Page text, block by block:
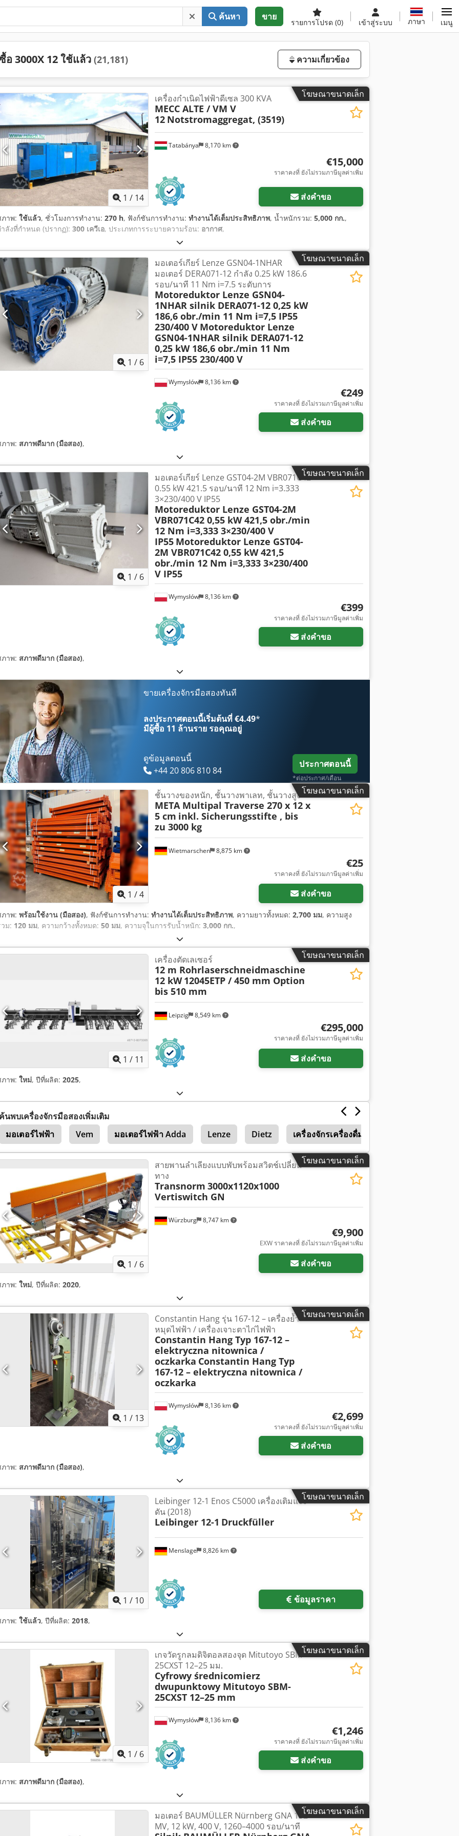
ค้นหา ขาย
รายการโปรด (0) เข้าสู่ระบบ ภาษา เมนู
อ 3000X 12 ใช้แล้ว (21,181) ความเกี่ยวข้อง
โฆษณาขนาดเล็ก
1 / 14
Tatabánya 8,170 km
เครื่องกำเนิดไฟฟ้าดีเซล 300 KVA
MECC ALTE / VM V
12 Notstromaggregat, (3519)
€15,000
ราคาคงที่ ยังไม่รวมภาษีมูลค่าเพิ่ม
ส่งคำขอ
าพ: ใช้แล้ว, ชั่วโมงการทำงาน: 270 h, ฟังก์ชันการทำงาน: ทำงานได้เต็มประสิทธิภาพ, น้ำหนักรวม: 5,000 กก.,
ลังที่กำหนด (ปรากฏ): 300 เควีเอ, ประเภทการระบายความร้อน: อากาศ,
โฆษณาขนาดเล็ก
1 / 6
Wymysłów 8,136 km
มอเตอร์เกียร์ Lenze GSN04-1NHAR
มอเตอร์ DERA071-12 กำลัง 0.25 kW 186.6
รอบ/นาที 11 Nm i=7.5 ระดับการ
Motoreduktor Lenze GSN04-
1NHAR silnik DERA071-12 0,25 kW
186,6 obr./min 11 Nm i=7,5 IP55
230/400 V Motoreduktor Lenze
GSN04-1NHAR silnik DERA071-12
0,25 kW 186,6 obr./min 11 Nm
i=7,5 IP55 230/400 V
€249
ราคาคงที่ ยังไม่รวมภาษีมูลค่าเพิ่ม
ส่งคำขอ
าพ: สภาพดีมาก (มือสอง),
โฆษณาขนาดเล็ก
1 / 6
Wymysłów 8,136 km
มอเตอร์เกียร์ Lenze GST04-2M VBR071C42
0.55 kW 421.5 รอบ/นาที 12 Nm i=3.333
3×230/400 V IP55
Motoreduktor Lenze GST04-2M
VBR071C42 0,55 kW 421,5 obr./min
12 Nm i=3,333 3×230/400 V
IP55 Motoreduktor Lenze GST04-
2M VBR071C42 0,55 kW 421,5
obr./min 12 Nm i=3,333 3×230/400
V IP55
€399
ราคาคงที่ ยังไม่รวมภาษีมูลค่าเพิ่ม
ส่งคำขอ
าพ: สภาพดีมาก (มือสอง),
ขายเครื่องจักรมือสองทันที
ลงประกาศตอนนี้เริ่มต้นที่ €4.49*
มีผู้ซื้อ 11 ล้านราย รอคุณอยู่
ดูข้อมูลตอนนี้
+44 20 806 810 84
ประกาศตอนนี้
*ต่อประกาศ/เดือน
โฆษณาขนาดเล็ก
1 /4
Wietmarschen 8,875 km
ชั้นวางของหนัก, ชั้นวางพาเลท, ชั้นวางสูง
META Multipal Traverse 270 x 12 x
5 cm inkl. Sicherungsstifte , bis
zu 3000 kg
€25
ราคาคงที่ ยังไม่รวมภาษีมูลค่าเพิ่ม
ส่งคำขอ
าพ: พร้อมใช้งาน (มือสอง), ฟังก์ชันการทำงาน: ทำงานได้เต็มประสิทธิภาพ, ความยาวทั้งหมด: 2,700 มม, ความสูง
ม: 120 มม, ความกว้างทั้งหมด: 50 มม, ความจุในการรับน้ำหนัก: 3,000 กก.,
โฆษณาขนาดเล็ก
1 / 11
Leipzig 8,549 km
เครื่องตัดเลเซอร์
12 m Rohrlaserschneidmaschine
12 kW 12045ETP / 450 mm Option
bis 510 mm
€295,000
ราคาคงที่ ยังไม่รวมภาษีมูลค่าเพิ่ม
ส่งคำขอ
าพ: ใหม่, ปีที่ผลิต: 2025,
นพบเครื่องจักรมือสองเพิ่มเติม
มอเตอร์ไฟฟ้า
Vem มอเตอร์ไฟฟ้า Adda Lenze Dietz เครื่องจักรเครื่องดื่ม
โฆษณาขนาดเล็ก
1 / 6
Würzburg 8,747 km
สายพานลำเลียงแบบพับพร้อมสวิตช์เปลี่ยน
ทาง
Transnorm 3000x1120x1000
Vertiswitch GN
€9,900
EXW ราคาคงที่ ยังไม่รวมภาษีมูลค่าเพิ่ม
ส่งคำขอ
าพ: ใหม่, ปีที่ผลิต: 2020,
โฆษณาขนาดเล็ก
1 / 13
Wymysłów 8,136 km
Constantin Hang รุ่น 167-12 – เครื่องย้ำ
หมุดไฟฟ้า / เครื่องเจาะตาไก่ไฟฟ้า
Constantin Hang Typ 167-12 –
elektryczna nitownica /
oczkarka Constantin Hang Typ
167-12 – elektryczna nitownica /
oczkarka
€2,699
ราคาคงที่ ยังไม่รวมภาษีมูลค่าเพิ่ม
ส่งคำขอ
าพ: สภาพดีมาก (มือสอง),
โฆษณาขนาดเล็ก
1 / 10
Menslage 8,826 km
Leibinger 12-1 Enos C5000 เครื่องเติมแรง
ดัน (2018)
Leibinger 12-1 Druckfüller
ข้อมูลราคา
าพ: ใช้แล้ว, ปีที่ผลิต: 2018,
โฆษณาขนาดเล็ก
1 / 6
Wymysłów 8,136 km
เกจวัดรูกลมดิจิตอลสองจุด Mitutoyo SBM-
25CXST 12–25 มม.
Cyfrowy średnicomierz
dwupunktowy Mitutoyo SBM-
25CXST 12–25 mm
€1,246
ราคาคงที่ ยังไม่รวมภาษีมูลค่าเพิ่ม
ส่งคำขอ
าพ: สภาพดีมาก (มือสอง),
โฆษณาขนาดเล็ก
มอเตอร์ BAUMÜLLER Nürnberg GNA 132
MV, 12 kW, 400 V, 1260–4000 รอบ/นาที